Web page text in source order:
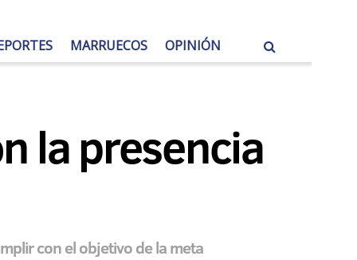
MARRUECOS OPINIÓN
la presencia
con el objetivo de la meta